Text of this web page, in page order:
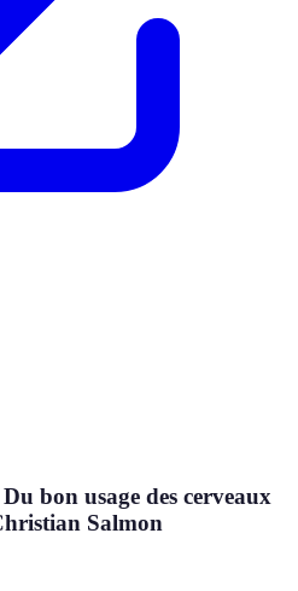
bon usage des cerveaux
Salmon